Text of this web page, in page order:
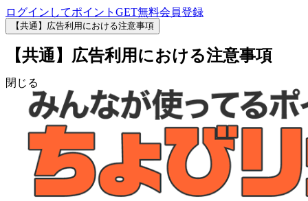
ログインしてポイントGET無料会員登録
【共通】広告利用における注意事項
【共通】広告利用における注意事項
閉じる